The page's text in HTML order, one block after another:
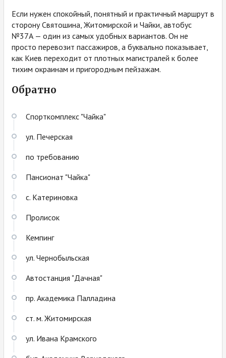
Если нужен спокойный, понятный и практичный маршрут в
сторону Святошина, Житомирской и Чайки, автобус
№37А — один из самых удобных вариантов. Он не
просто перевозит пассажиров, а буквально показывает,
как Киев переходит от плотных магистралей к более
тихим окраинам и пригородным пейзажам.
Обратно
Спорткомплекс "Чайка"
ул. Печерская
по требованию
Пансионат "Чайка"
с. Катериновка
Пролисок
Кемпинг
ул. Чернобыльская
Автостанция "Дачная"
пр. Академика Палладина
ст. м. Житомирская
ул. Ивана Крамского